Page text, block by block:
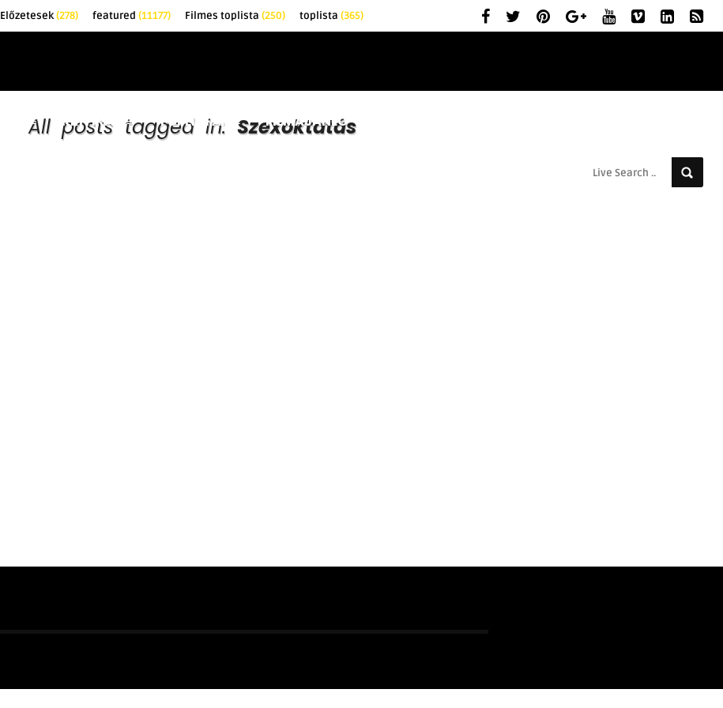
Előzetesek(278) featured (11177) Filmes toplista (250) toplista (365)
KRITIKÁK TOPLISTÁK FILMAJÁNLÓ
All posts tagged in: Szexoktatás